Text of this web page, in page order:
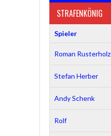
STRAFENKÖNIG
Spieler
Roman Rusterholz
Stefan Herber
Andy Schenk
Rolf